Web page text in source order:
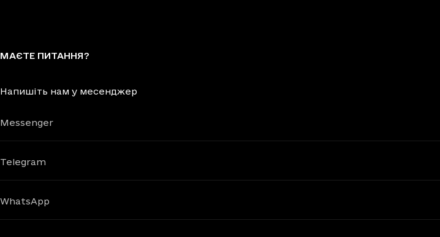
МАЄТЕ ПИТАННЯ?
Напишіть нам у месенджер
Messenger
Telegram
WhatsApp